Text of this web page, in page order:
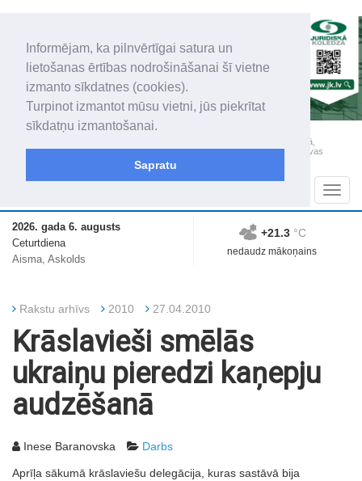
Informējam, ka pilnvērtīgai satura un
lietošanas ērtības nodrošināšanai šī vietne
izmanto sīkdatnes (cookies).
Turpinot izmantot mūsu vietni, jūs piekrītat
sīkdatņu izmantošanai.
Sapratu
„Latgales Laiks” iznāk latviešu un krievu valodās visā Dienvidlatgalē un Sēlijā,
„Latgales Laiks” latviešu valodā aptver Daugavpils valstspilsētu, Augšdaugavas
novadu un apkārtējos novadus un pilsētas.
2026. gada 6. augusts
Ceturtdiena
Aisma, Askolds
+21.3 °C
nedaudz mākoņains
Rakstu arhīvs 2010 27.04.2010
Krāslavieši smēlās
ukraiņu pieredzi kaņepju
audzēšanā
Inese Baranovska Darbs
Aprīļa sākumā krāslaviešu delegācija, kuras sastāvā bija